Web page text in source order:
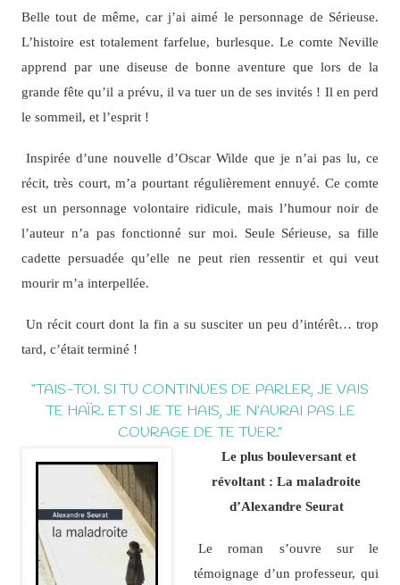
Belle tout de même, car j’ai aimé le personnage de Sérieuse.
L’histoire est totalement farfelue, burlesque. Le comte Neville
apprend par une diseuse de bonne aventure que lors de la
grande fête qu’il a prévu, il va tuer un de ses invités ! Il en perd
le sommeil, et l’esprit !
Inspirée d’une nouvelle d’Oscar Wilde que je n’ai pas lu, ce
récit, très court, m’a pourtant régulièrement ennuyé. Ce comte
est un personnage volontaire ridicule, mais l’humour noir de
l’auteur n’a pas fonctionné sur moi. Seule Sérieuse, sa fille
cadette persuadée qu’elle ne peut rien ressentir et qui veut
mourir m’a interpellée.
Un récit court dont la fin a su susciter un peu d’intérêt… trop
tard, c’était terminé !
“TAIS-TOI. SI TU CONTINUES DE PARLER, JE VAIS
TE HAÏR. ET SI JE TE HAIS, JE N’AURAI PAS LE
COURAGE DE TE TUER.”
Le plus bouleversant et
révoltant : La maladroite
d’Alexandre Seurat
Le roman s’ouvre sur le
témoignage d’un professeur, qui